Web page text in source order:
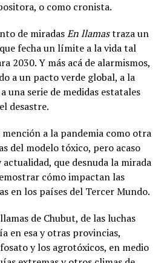
o como cronista.
de miradasEn llamastraza un
fecha un límite a la vida tal
2030. Y más acá de alarmismos,
a un pacto verde global, a la
una serie de medidas estatales
desastre.
a la pandemia como otra
del modelo tóxico, pero acaso
que desnuda la mirada
cómo impactan las
en los países del Tercer Mundo.
de Chubut, de las luchas
en esa y otras provincias,
y los agrotóxicos, en medio